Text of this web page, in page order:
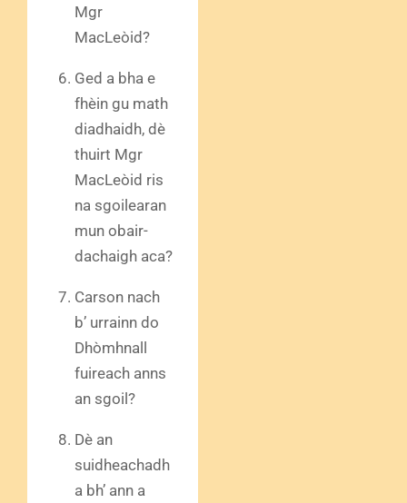
Mgr
MacLeòid?
Ged a bha e
fhèin gu math
diadhaidh, dè
thuirt Mgr
MacLeòid ris
na sgoilearan
mun obair-
dachaigh aca?
Carson nach
b’ urrainn do
Dhòmhnall
fuireach anns
an sgoil?
Dè an
suidheachadh
a bh’ ann a